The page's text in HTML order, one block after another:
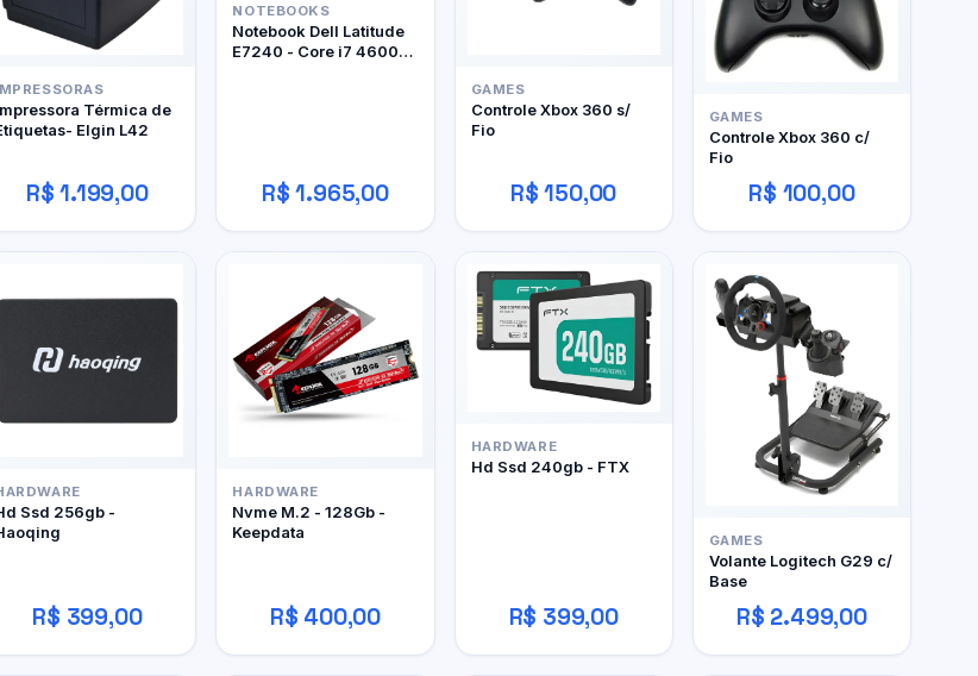
Térmica de
Etiquetas- Elgin L42
R$ 1.199,00
NOTEBOOKS
Notebook Dell Latitude
E7240 - Core i7 4600U
R$ 1.965,00
GAMES
Controle Xbox 360 s/
Fio
R$ 150,00
GAMES
Controle Xbox 360 c/
Fio
R$ 100,00
Ssd 256gb -
R$ 399,00
HARDWARE
Nvme M.2 - 128Gb -
Keepdata
R$ 400,00
HARDWARE
Hd Ssd 240gb - FTX
R$ 399,00
GAMES
Volante Logitech G29 c/
Base
R$ 2.499,00